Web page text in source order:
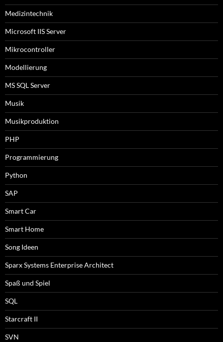
Medizintechnik
Microsoft IIS Server
Mikrocontroller
Modellierung
MS SQL Server
Musik
Musikproduktion
PHP
Programmierung
Python
SAP
Smart Car
Smart Home
Song Ideen
Sparx Systems Enterprise Architect
Spaß und Spiel
SQL
Starcraft II
SVN